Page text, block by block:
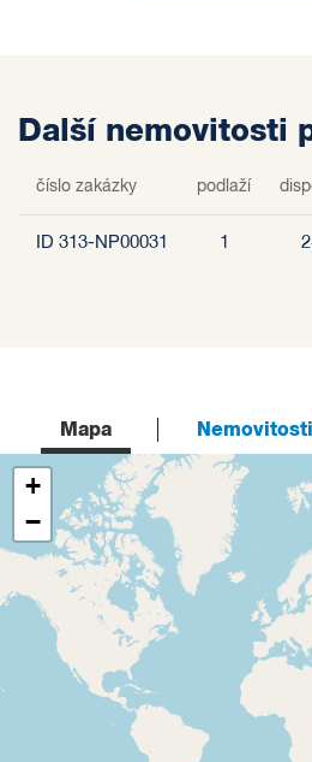
Další nemovitosti
číslo zakázky podlaží
ID 313-NP00031 1
Mapa
+
−